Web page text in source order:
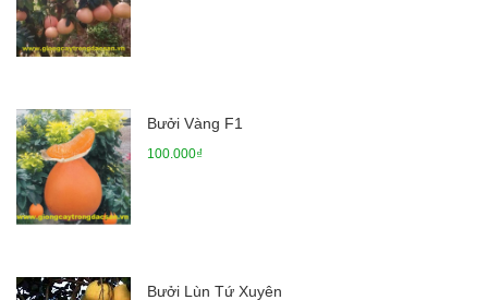
Bưởi Vàng F1
100.000₫
Bưởi Lùn Tứ Xuyên